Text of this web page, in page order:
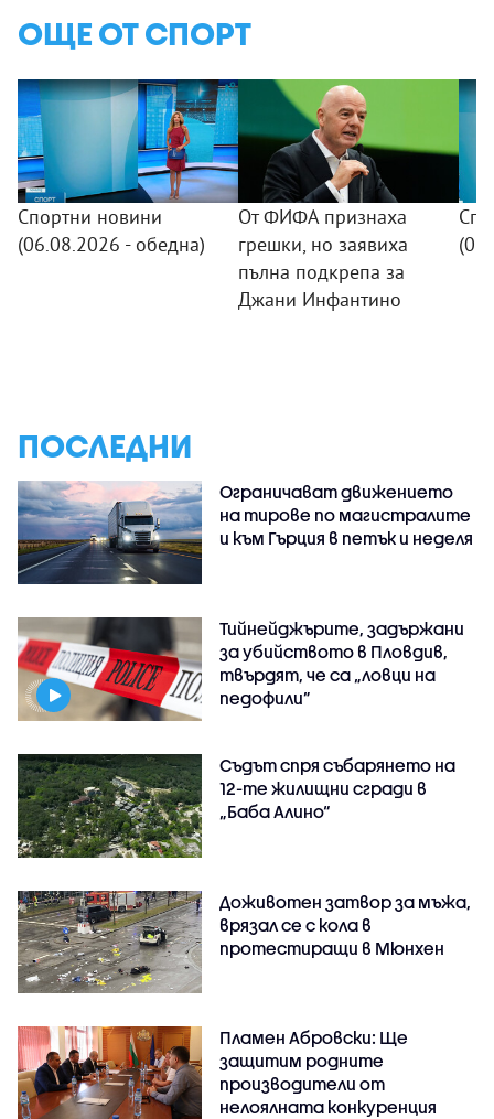
ОЩЕ ОТ СПОРТ
Спортни новини
(06.08.2026 - обедна)
От ФИФА признаха
грешки, но заявиха
пълна подкрепа за
Джани Инфантино
ПОСЛЕДНИ
Ограничават движението
на тирове по магистралите
и към Гърция в петък и неделя
Тийнейджърите, задържани
за убийството в Пловдив,
твърдят, че са „ловци на
педофили”
Съдът спря събарянето на
12-те жилищни сгради в
„Баба Алино“
Доживотен затвор за мъжа,
врязал се с кола в
протестиращи в Мюнхен
Пламен Абровски: Ще
защитим родните
производители от
нелоялната конкуренция